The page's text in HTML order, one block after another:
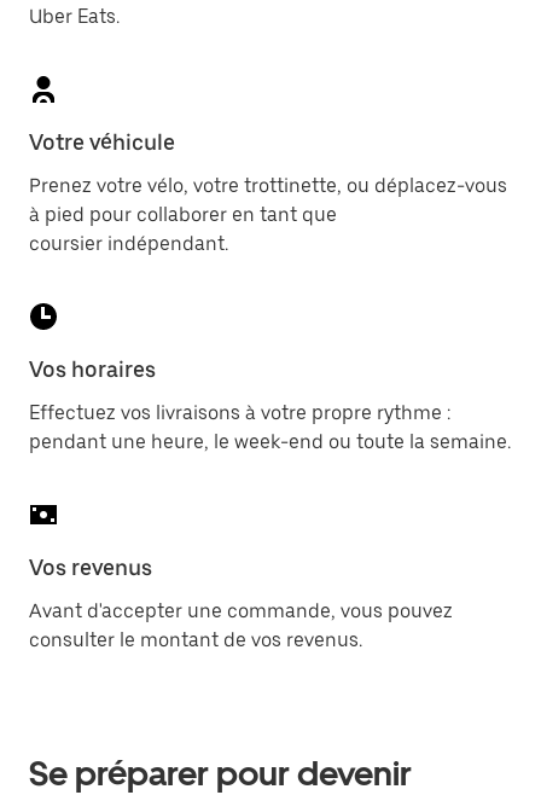
Uber Eats.
Votre véhicule
Prenez votre vélo, votre trottinette, ou déplacez-vous
à pied pour collaborer en tant que
coursier indépendant.
Vos horaires
Effectuez vos livraisons à votre propre rythme :
pendant une heure, le week-end ou toute la semaine.
Vos revenus
Avant d'accepter une commande, vous pouvez
consulter le montant de vos revenus.
Se préparer pour devenir